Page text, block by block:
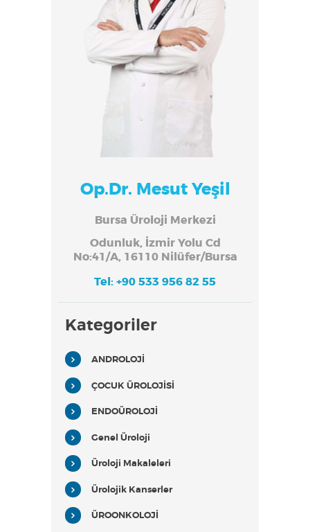
Op.Dr. Mesut Yeşil
Bursa Üroloji Merkezi
Odunluk, İzmir Yolu Cd
No:41/A, 16110 Nilüfer/Bursa
Tel: +90 533 956 82 55
Kategoriler
ANDROLOJİ
ÇOCUK ÜROLOJİSİ
ENDOÜROLOJİ
Genel Üroloji
Üroloji Makaleleri
Ürolojik Kanserler
ÜROONKOLOJİ